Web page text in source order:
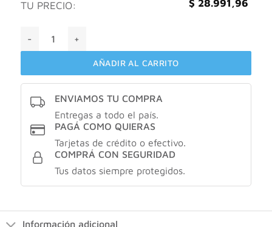
TU PRECIO: $ 28.991,96
AÑADIR AL CARRITO
ENVIAMOS TU COMPRA
Entregas a todo el país.
PAGÁ COMO QUIERAS
Tarjetas de crédito o efectivo.
COMPRÁ CON SEGURIDAD
Tus datos siempre protegidos.
Información adicional